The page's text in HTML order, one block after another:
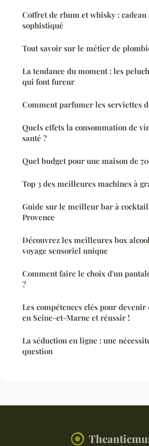
Coffret de rhum et whisky :
sophistiqué
Tout savoir sur le métier de
La tendance du moment : les
qui font fureur
Comment parfumer les serviettes
Quels effets la consommation de
santé ?
Quel budget pour une maison de
Top 3 des meilleures machines à
Guide sur le meilleur bar à
Provence
Découvrez les meilleures box
voyage sensoriel unique
Comment faire le choix d'un
?
Les compétences clés pour devenir
en Seine-et-Marne et réussir !
La séduction en ligne : une
question